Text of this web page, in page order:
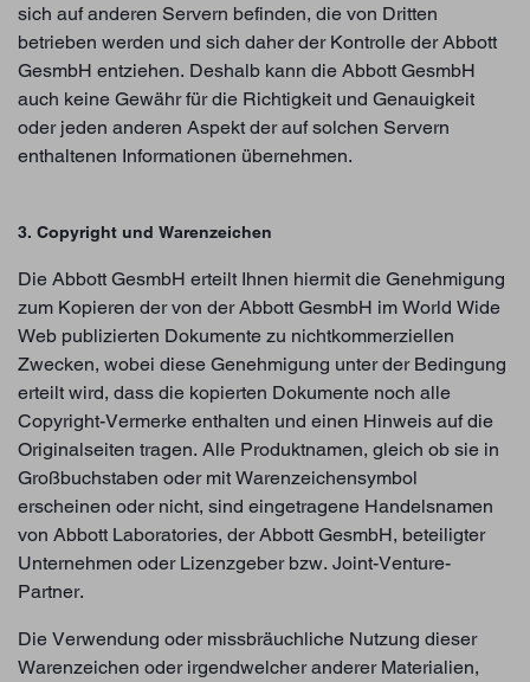
sich auf anderen Servern befinden, die von Dritten
betrieben werden und sich daher der Kontrolle der Abbott
GesmbH entziehen. Deshalb kann die Abbott GesmbH
auch keine Gewähr für die Richtigkeit und Genauigkeit
oder jeden anderen Aspekt der auf solchen Servern
enthaltenen Informationen übernehmen.
3. Copyright und Warenzeichen
Die Abbott GesmbH erteilt Ihnen hiermit die Genehmigung
zum Kopieren der von der Abbott GesmbH im World Wide
Web publizierten Dokumente zu nichtkommerziellen
Zwecken, wobei diese Genehmigung unter der Bedingung
erteilt wird, dass die kopierten Dokumente noch alle
Copyright-Vermerke enthalten und einen Hinweis auf die
Originalseiten tragen. Alle Produktnamen, gleich ob sie in
Großbuchstaben oder mit Warenzeichensymbol
erscheinen oder nicht, sind eingetragene Handelsnamen
von Abbott Laboratories, der Abbott GesmbH, beteiligter
Unternehmen oder Lizenzgeber bzw. Joint-Venture-
Partner.
Die Verwendung oder missbräuchliche Nutzung dieser
Warenzeichen oder irgendwelcher anderer Materialien,